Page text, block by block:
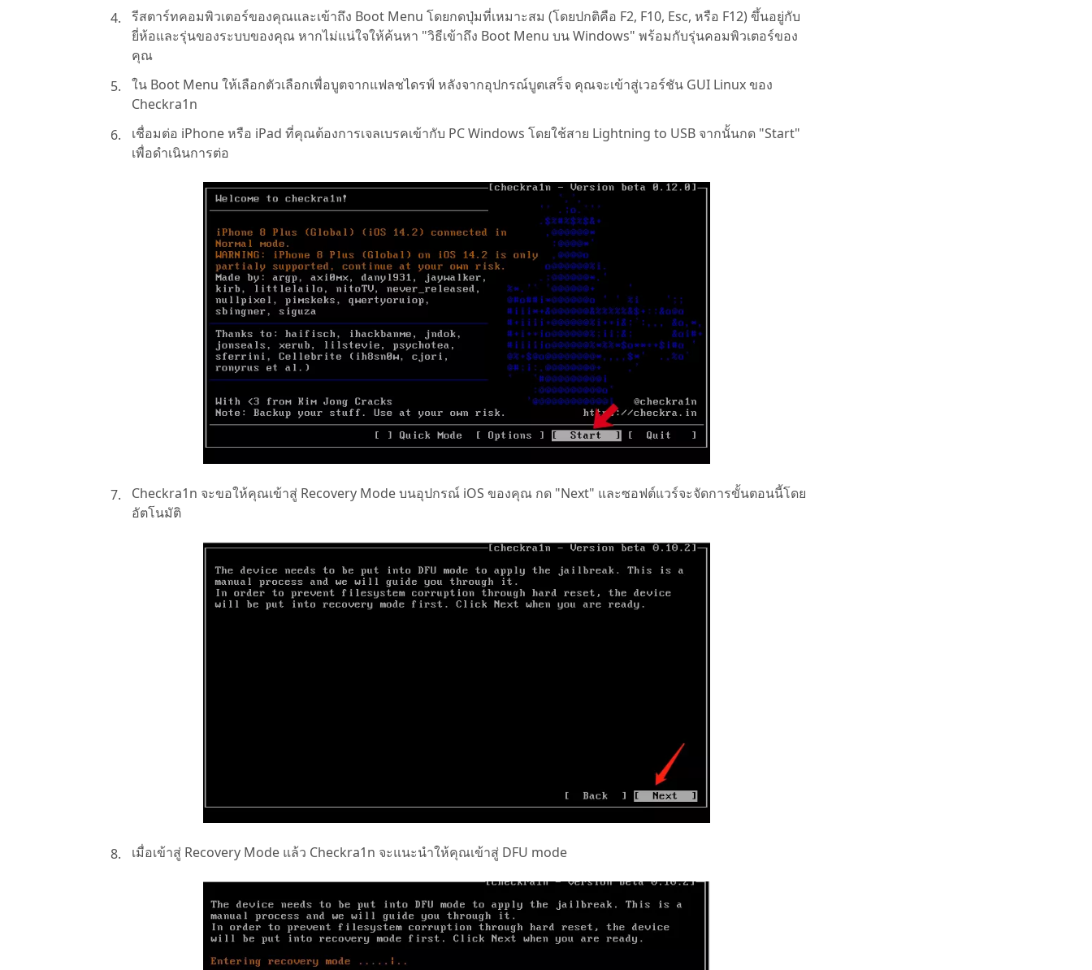
รีสตาร์ทคอมพิวเตอร์ของคุณและเข้าถึง Boot Menu โดยกดปุ่มที่เหมาะสม (โดยปกติคือ F2, F10, Esc, หรือ F12) ขึ้นอยู่กับ
ยี่ห้อและรุ่นของระบบของคุณ หากไม่แน่ใจให้ค้นหา "วิธีเข้าถึง Boot Menu บน Windows" พร้อมกับรุ่นคอมพิวเตอร์ของ
คุณ
ใน Boot Menu ให้เลือกตัวเลือกเพื่อบูตจากแฟลชไดรฟ์ หลังจากอุปกรณ์บูตเสร็จ คุณจะเข้าสู่เวอร์ชัน GUI Linux ของ
Checkra1n
เชื่อมต่อ iPhone หรือ iPad ที่คุณต้องการเจลเบรคเข้ากับ PC Windows โดยใช้สาย Lightning to USB จากนั้นกด "Start"
เพื่อดำเนินการต่อ
Checkra1n จะขอให้คุณเข้าสู่ Recovery Mode บนอุปกรณ์ iOS ของคุณ กด "Next" และซอฟต์แวร์จะจัดการขั้นตอนนี้โดย
อัตโนมัติ
เมื่อเข้าสู่ Recovery Mode แล้ว Checkra1n จะแนะนำให้คุณเข้าสู่ DFU mode